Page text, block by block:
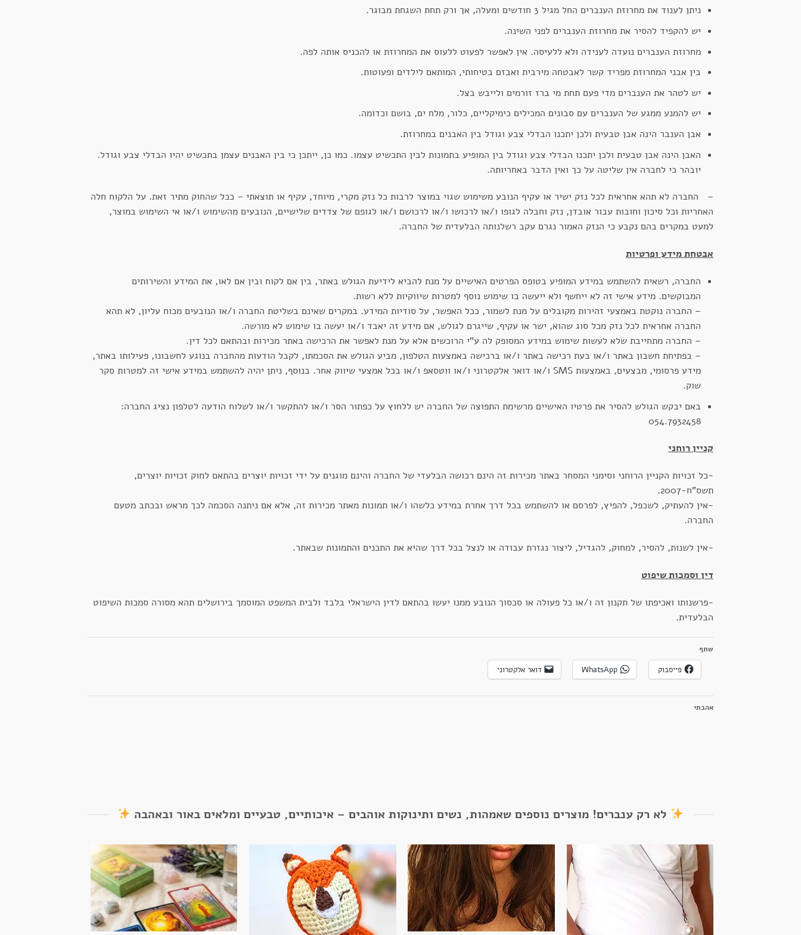
ניתן לענוד את מחרוזת הענברים החל מגיל 3 חודשים ומעלה, אך ורק תחת השגחת מבוגר.
יש להקפיד להסיר את מחרוזת הענברים לפני השינה.
מחרוזת הענברים נועדה לענידה ולא ללעיסה. אין לאפשר לפעוט ללעוס את המחרוזת או להכניס אותה לפה.
בין אבני המחרוזת מפריד קשר לאבטחה מירבית ואבזם בטיחותי, המותאם לילדים ופעוטות.
יש לטהר את הענברים מדי פעם תחת מי ברז זורמים ולייבש בצל.
יש להמנע ממגע של הענברים עם סבונים המכילים כימיקליים, כלור, מלח ים, בושם וכדומה.
אבן הענבר הינה אבן טבעית ולכן יתכנו הבדלי צבע וגודל בין האבנים במחרוזת.
האבן הינה אבן טבעית ולכן יתכנו הבדלי צבע וגודל בין המופיע בתמונות לבין התכשיט עצמו. כמו כן, ייתכן כי בין האבנים עצמן בתכשיט יהיו הבדלי צבע וגודל.
יובהר כי לחברה אין שליטה על כך ואין הדבר באחריותה.
– החברה לא תהא אחראית לכל נזק ישיר או עקיף הנובע משימוש שגוי במוצר לרבות כל נזק מקרי, מיוחד, עקיף או תוצאתי – ככל שהחוק מתיר זאת. על הלקוח חלה
האחריות וכל סיכון וחובות עבור אובדן, נזק וחבלה לגופו ו/או לרכושו ו/או לרכושם ו/או לגופם של צדדים שלישיים, הנובעים מהשימוש ו/או אי השימוש במוצר,
למעט במקרים בהם נקבע כי הנזק האמור נגרם עקב רשלנותה הבלעדית של החברה.
אבטחת מידע ופרטיות
החברה, רשאית להשתמש במידע המופיע בטופס הפרטים האישיים על מנת להביא לידיעת הגולש באתר, בין אם לקוח ובין אם לאו, את המידע והשירותים
המבוקשים. מידע אישי זה לא ייחשף ולא ייעשה בו שימוש נוסף למטרות שיווקיות ללא רשות.
– החברה נוקטת באמצעי זהירות מקובלים על מנת לשמור, ככל האפשר, על סודיות המידע. במקרים שאינם בשליטת החברה ו/או הנובעים מכוח עליון, לא תהא
החברה אחראית לכל נזק מכל סוג שהוא, ישר או עקיף, שייגרם לגולש, אם מידע זה יאבד ו/או יעשה בו שימוש לא מורשה.
– החברה מתחייבת שלא לעשות שימוש במידע המסופק לה ע"י הרוכשים אלא על מנת לאפשר את הרכישה באתר מכירות ובהתאם לכל דין.
– בפתיחת חשבון באתר ו/או בעת רכישה באתר ו/או ברכישה באמצעות הטלפון, מביע הגולש את הסכמתו, לקבל הודעות מהחברה בנוגע לחשבונו, פעילותו באתר,
מידע פרסומי, מבצעים, באמצעות SMS ו/או דואר אלקטרוני ו/או ווטסאפ ו/או בכל אמצעי שיווק אחר. בנוסף, ניתן יהיה להשתמש במידע אישי זה למטרות סקר
שוק.
באם יבקש הגולש להסיר את פרטיו האישיים מרשימת התפוצה של החברה יש ללחוץ על כפתור הסר ו/או להתקשר ו/או לשלוח הודעה לטלפון נציג החברה:
054.7932458
קניין רוחני
-כל זכויות הקניין הרוחני וסימני המסחר באתר מכירות זה הינם רכושה הבלעדי של החברה והינם מוגנים על ידי זכויות יוצרים בהתאם לחוק זכויות יוצרים,
תשס"ח-2007.
-אין להעתיק, לשכפל, להפיץ, לפרסם או להשתמש בכל דרך אחרת במידע כלשהו ו/או תמונות מאתר מכירות זה, אלא אם ניתנה הסכמה לכך מראש ובכתב מטעם
החברה.
-אין לשנות, להסיר, למחוק, להגדיל, ליצור נגזרת עבודה או לנצל בכל דרך שהיא את התכנים והתמונות שבאתר.
דין וסמכות שיפוט
-פרשנותו ואכיפתו של תקנון זה ו/או כל פעולה או סכסוך הנובע ממנו יעשו בהתאם לדין הישראלי בלבד ולבית המשפט המוסמך בירושלים תהא מסורה סמכות השיפוט
הבלעדית.
שתף
פייסבוק WhatsApp דואר אלקטרוני
אהבתי
לא רק ענברים! מוצרים נוספים שאמהות, נשים ותינוקות אוהבים – איכותיים, טבעיים ומלאים באור ובאהבה